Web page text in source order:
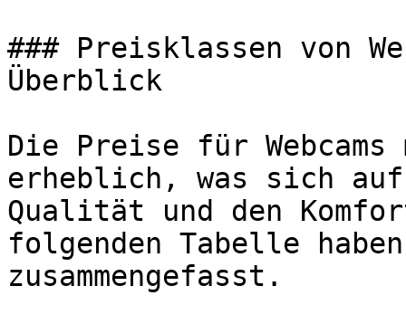
### Preisklassen von
Überblick
Die Preise für
erheblich, was sich
Qualität und den
folgenden Tabelle
zusammengefasst.